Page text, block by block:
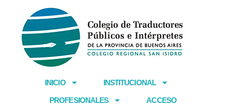
contenido
INICIO INSTITUCIONAL
PROFESIONALES ACCESO